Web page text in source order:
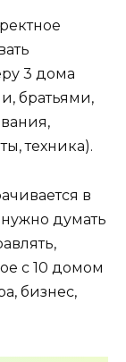
3 дома
братьями,
техника).
в
думать
с 10 домом
бизнес,